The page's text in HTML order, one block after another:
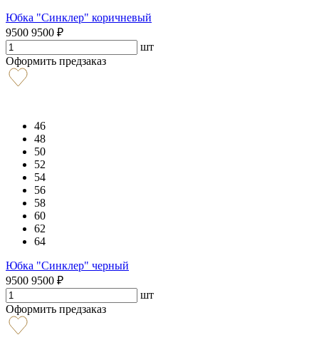
Юбка "Синклер" коричневый
9500 9500 ₽
шт
Оформить предзаказ
46
48
50
52
54
56
58
60
62
64
Юбка "Синклер" черный
9500 9500 ₽
шт
Оформить предзаказ